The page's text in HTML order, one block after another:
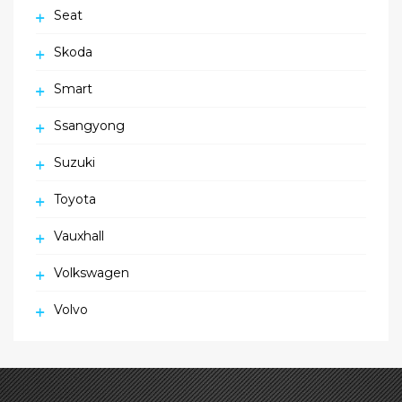
Seat
Skoda
Smart
Ssangyong
Suzuki
Toyota
Vauxhall
Volkswagen
Volvo